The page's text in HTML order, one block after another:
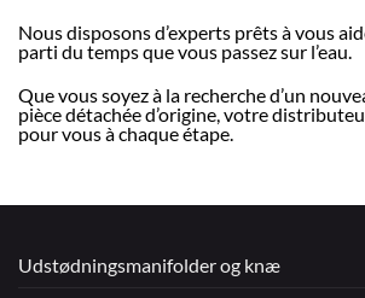
Nous disposons d’experts prêts à vous
parti du temps que vous passez sur l’eau.
Que vous soyez à la recherche d’un
pièce détachée d’origine, votre
pour vous à chaque étape.
Udstødningsmanifolder og knæ